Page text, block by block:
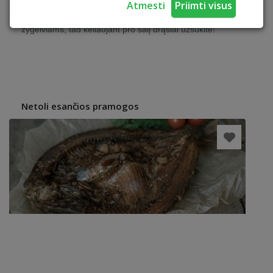
Atmesti Priimti visus
Šilutės turizmo informacijos centras yra Draugiškas
žygeiviams, tad keliaujant pro šalį drąsiai užsukite!
Netoli esančios pramogos